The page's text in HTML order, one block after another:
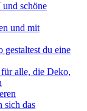
schöne
und mit
gestaltest du eine
alle, die Deko,
sich das